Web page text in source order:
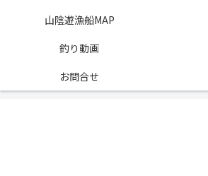
山陰遊漁船MAP
釣り動画
お問合せ